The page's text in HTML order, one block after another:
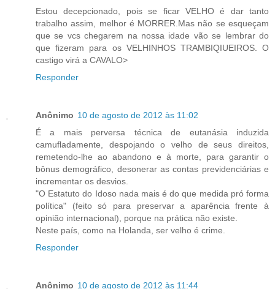
Estou decepcionado, pois se ficar VELHO é dar tanto
trabalho assim, melhor é MORRER.Mas não se esqueçam
que se vcs chegarem na nossa idade vão se lembrar do
que fizeram para os VELHINHOS TRAMBIQIUEIROS. O
castigo virá a CAVALO>
Responder
Anônimo 10 de agosto de 2012 às 11:02
É a mais perversa técnica de eutanásia induzida
camufladamente, despojando o velho de seus direitos,
remetendo-lhe ao abandono e à morte, para garantir o
bônus demográfico, desonerar as contas previdenciárias e
incrementar os desvios.
"O Estatuto do Idoso nada mais é do que medida pró forma
política" (feito só para preservar a aparência frente à
opinião internacional), porque na prática não existe.
Neste país, como na Holanda, ser velho é crime.
Responder
Anônimo 10 de agosto de 2012 às 11:44